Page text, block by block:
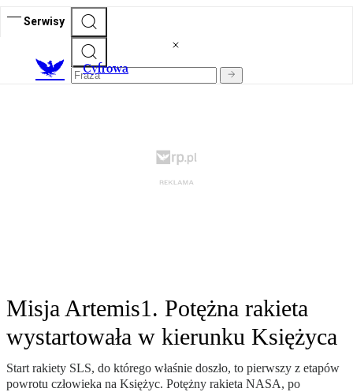
Serwisy
Cyfrowa
Misja Artemis1. Potężna rakieta
wystartowała w kierunku Księżyca
Start rakiety SLS, do którego właśnie doszło, to pierwszy z etapów
powrotu człowieka na Księżyc. Potężny rakieta NASA, po